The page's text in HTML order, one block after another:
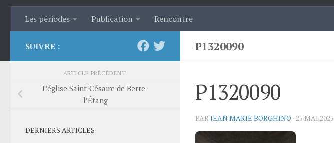
Les périodes Publication Rencontre
P1320090
P1320090
PAR JEAN MARIE BORGHINO · 25 MAI 2025
SUIVRE :
ARTICLE PRÉCÉDENT
L’église Saint-Césaire de Berre-
l’Étang
DERNIERS ARTICLES